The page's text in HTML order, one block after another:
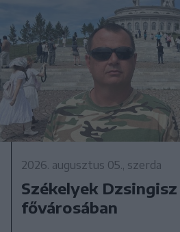
2026. augusztus 05., szerda
Székelyek
fővárosában